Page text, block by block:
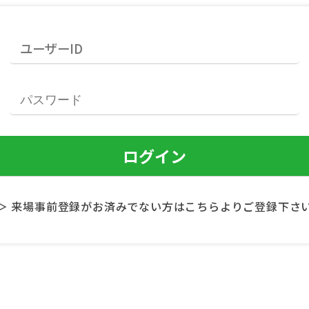
来場事前登録がお済みでない方はこちらよりご登録下さ